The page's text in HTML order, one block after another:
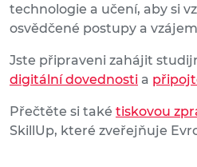
technologie a učení, aby si
osvědčené postupy a
Jste připraveni zahájit
digitální dovednosti a
Přečtěte si také tiskovou
SkillUp, které zveřejňuje